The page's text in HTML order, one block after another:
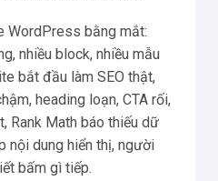
WordPress bằng mắt:
nhiều block, nhiều mẫu
bắt đầu làm SEO thật,
heading loạn, CTA rối,
Rank Math báo thiếu dữ
nội dung hiển thị, người
bấm gì tiếp.